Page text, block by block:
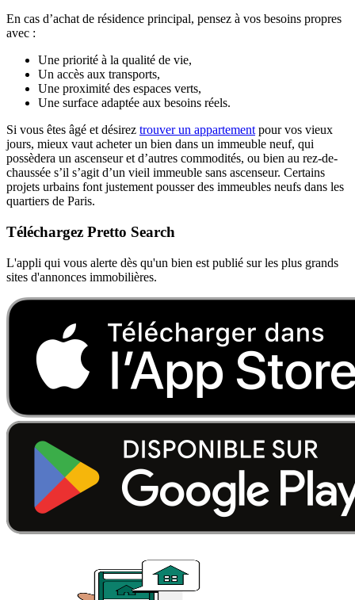
En cas d’achat de résidence principal, pensez à vos besoins propres
avec :
Une priorité à la qualité de vie,
Un accès aux transports,
Une proximité des espaces verts,
Une surface adaptée aux besoins réels.
Si vous êtes âgé et désirez trouver un appartement pour vos vieux
jours, mieux vaut acheter un bien dans un immeuble neuf, qui
possèdera un ascenseur et d’autres commodités, ou bien au rez-de-
chaussée s’il s’agit d’un vieil immeuble sans ascenseur. Certains
projets urbains font justement pousser des immeubles neufs dans les
quartiers de Paris.
Téléchargez Pretto Search
L'appli qui vous alerte dès qu'un bien est publié sur les plus grands
sites d'annonces immobilières.